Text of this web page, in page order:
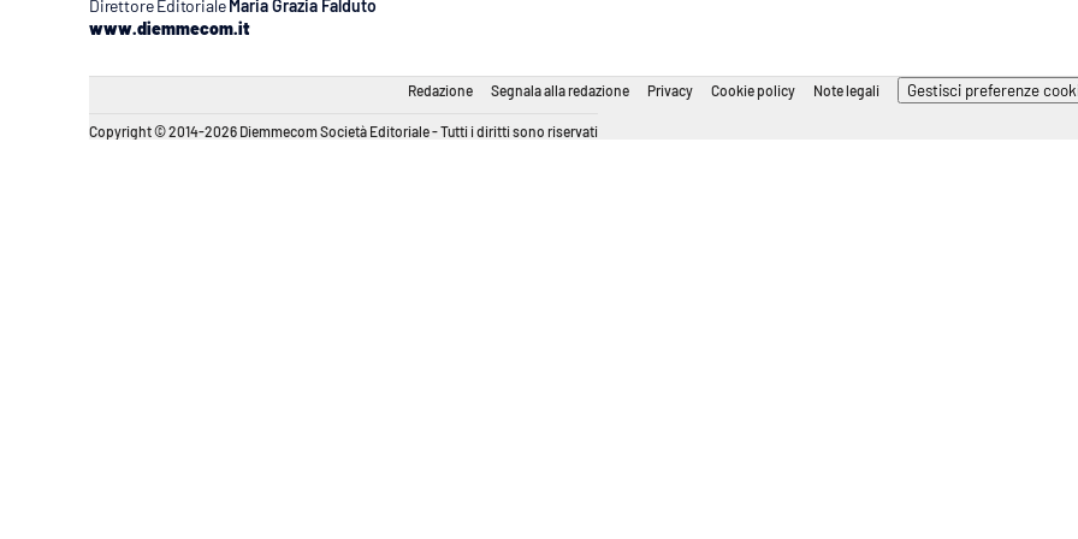
Direttore Editoriale Maria Grazia Falduto
www.diemmecom.it
Redazione Segnala alla redazione Privacy Cookie policy Note legali Gestisci preferenze
Copyright © 2014-2026 Diemmecom Società Editoriale - Tutti i diritti sono riservati